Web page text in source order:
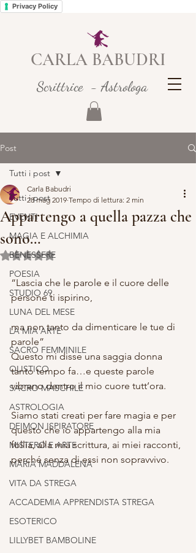
Privacy Policy
CARLA BABUDRI
Scrittrice - Astrologa
Post
Tutti i post
EVENTI
MAGIA E ALCHIMIA
BENESSERE
POESIA
STUDIO 69
LUNA DEL MESE
LA MIA ARTE
SACRO FEMMINILE
OLISTICO
SACRO MASCHILE
ASTROLOGIA
DEIMON ISPIRATORE
MISTERO E ARTE
MARIA MADDALENA
VITA DA STREGA
ACCADEMIA APPRENDISTA STREGA
ESOTERICO
LILLYBET BAMBOLINE
Tutti i post
Appartengo a quella pazza che
sono…
Carla Babudri
28 mag 2019 Tempo di lettura: 2 min
Valutazione NaN stelle su 5.
“Lascia che le parole e il cuore delle
persone ti ispirino,
ma non tanto da dimenticare le tue di
parole”
Questo mi disse una saggia donna
tanto tempo fa…e queste parole
vibrano dentro il mio cuore tutt’ora.
Siamo stati creati per fare magia e per
questo che io appartengo alla mia
follia, alla mia scrittura, ai miei racconti,
perché senza di essi non sopravvivo.